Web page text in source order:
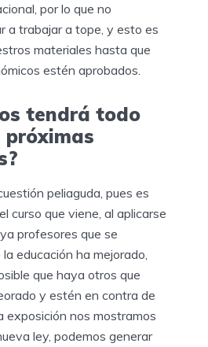
por lo que no
a trabajar a tope, y esto es
materiales hasta que
estén aprobados.
tendrá todo
próximas
peliaguda, pues es
curso que viene, al aplicarse
profesores que se
educación ha mejorado,
que haya otros que
y estén en contra de
exposición nos mostramos
ley, podemos generar